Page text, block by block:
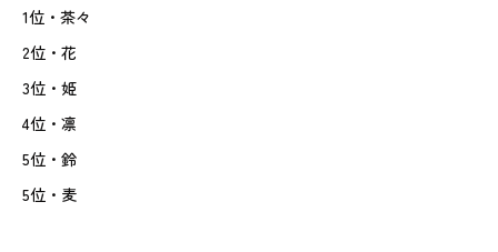
1位・茶々
2位・花
3位・姫
4位・凛
5位・鈴
5位・麦